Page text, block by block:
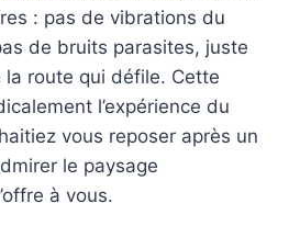
: pas de vibrations du
de bruits parasites, juste
route qui défile. Cette
l’expérience du
vous reposer après un
le paysage
à vous.